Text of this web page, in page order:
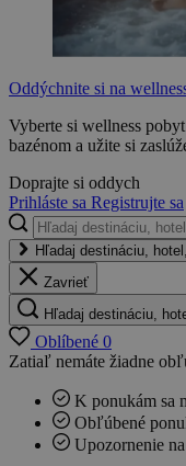
Oddýchnite si na
Vyberte si wellness
bazénom a užite si
Doprajte si oddych
Prihláste sa Registrujte sa
Hľadaj destináciu,
Zavrieť
Hľadaj destináciu,
Oblíbené 0
Zatiaľ nemáte žiadne
K ponukám sa
Obľúbené
Upozornenie